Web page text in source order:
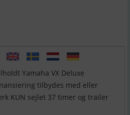
Yamaha VX Deluxe
tilbydes med eller
KUN sejlet 37 timer og trailer